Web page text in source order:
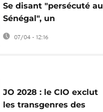
Se disant "persécuté au
Sénégal", un
homosexuel trouve
refuge en France
07/04 - 12:16
JO 2028 : le CIO exclut
les transgenres des